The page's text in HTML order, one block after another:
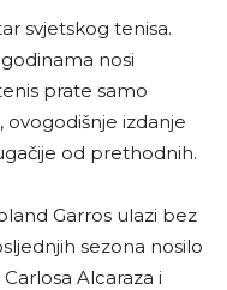
svjetskog tenisa.
nosi
prate samo
izdanje
od prethodnih.
Garros ulazi bez
sezona nosilo
Alcaraza i